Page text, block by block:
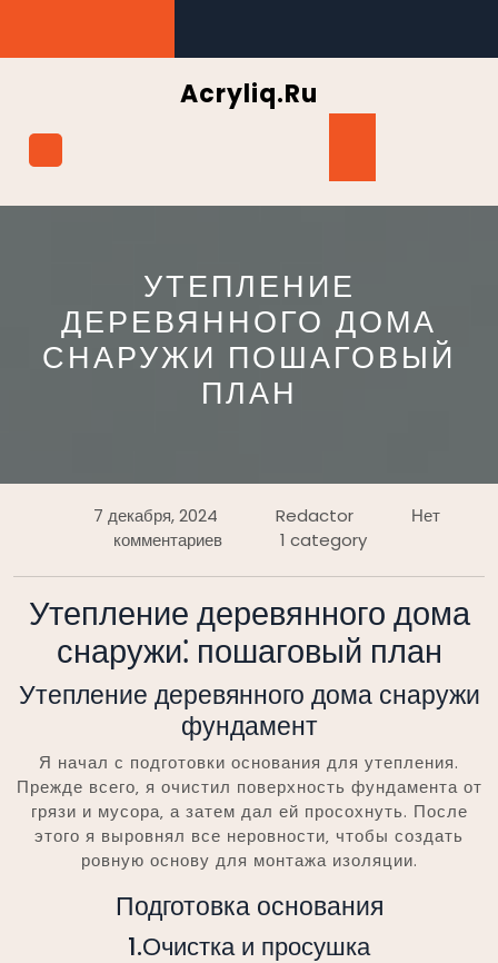
содержимому
Acryliq.ru
УТЕПЛЕНИЕ
ДЕРЕВЯННОГО ДОМА
СНАРУЖИ ПОШАГОВЫЙ
ПЛАН
7 декабря, 2024 Redactor
Нет
комментариев
1 category
Утепление деревянного дома
снаружи⁚ пошаговый план
Утепление деревянного дома снаружи
фундамент
Я начал с подготовки основания для утепления.
Прежде всего‚ я очистил поверхность фундамента от
грязи и мусора‚ а затем дал ей просохнуть. После
этого я выровнял все неровности‚ чтобы создать
ровную основу для монтажа изоляции.
Подготовка основания
1.Очистка и просушка